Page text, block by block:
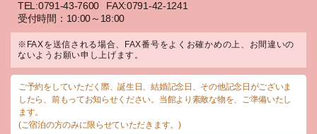
TEL:0791-43-7600
FAX:0791-42-1241
受付時間：10:00～18:00
※FAXを送信される場合、FAX番号をよくお確かめの上、お間違いの
ないようお願い申し上げます。
ご予約をしていただく際、誕生日、結婚記念日、その他記念日がございま
したら、前もってお知らせください。当館より素敵な物を、ご準備いたし
ます。
(ご宿泊の方のみに限らせていただきます。)